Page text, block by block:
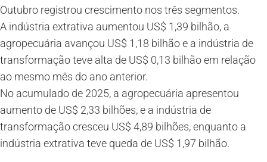
Outubro registrou crescimento nos três segmentos.
A indústria extrativa aumentou US$ 1,39 bilhão, a
agropecuária avançou US$ 1,18 bilhão e a indústria de
transformação teve alta de US$ 0,13 bilhão em relação
ao mesmo mês do ano anterior.
No acumulado de 2025, a agropecuária apresentou
aumento de US$ 2,33 bilhões, e a indústria de
transformação cresceu US$ 4,89 bilhões, enquanto a
indústria extrativa teve queda de US$ 1,97 bilhão.